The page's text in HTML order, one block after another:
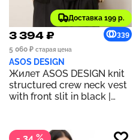
Доставка 199 р.
3 394 ₽
339
5 060 ₽ старая цена
ASOS DESIGN
Жилет ASOS DESIGN knit
structured crew neck vest
with front slit in black |